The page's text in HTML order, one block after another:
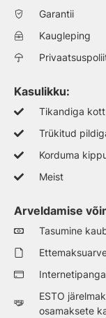
Garantii
Kaugleping
Kasulikku:
Tikandiga
Trükitud
Korduma
Meist
Arveldamise
Tasumine
ESTO
osamaksete